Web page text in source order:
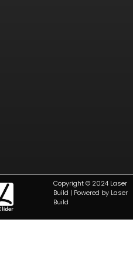
Copyright © 2024 Laser
Build | Powered by Laser
Build